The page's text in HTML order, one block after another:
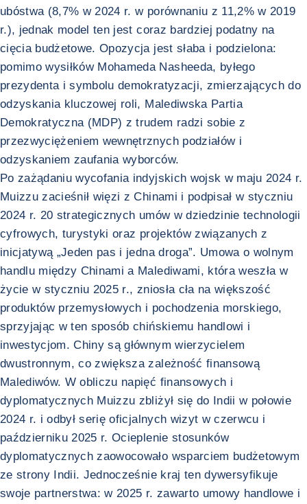
ubóstwa (8,7% w 2024 r. w porównaniu z 11,2% w 2019
r.), jednak model ten jest coraz bardziej podatny na
cięcia budżetowe. Opozycja jest słaba i podzielona:
pomimo wysiłków Mohameda Nasheeda, byłego
prezydenta i symbolu demokratyzacji, zmierzających do
odzyskania kluczowej roli, Malediwska Partia
Demokratyczna (MDP) z trudem radzi sobie z
przezwyciężeniem wewnętrznych podziałów i
odzyskaniem zaufania wyborców.
Po zażądaniu wycofania indyjskich wojsk w maju 2024 r.
Muizzu zacieśnił więzi z Chinami i podpisał w styczniu
2024 r. 20 strategicznych umów w dziedzinie technologii
cyfrowych, turystyki oraz projektów związanych z
inicjatywą „Jeden pas i jedna droga”. Umowa o wolnym
handlu między Chinami a Malediwami, która weszła w
życie w styczniu 2025 r., zniosła cła na większość
produktów przemysłowych i pochodzenia morskiego,
sprzyjając w ten sposób chińskiemu handlowi i
inwestycjom. Chiny są głównym wierzycielem
dwustronnym, co zwiększa zależność finansową
Malediwów. W obliczu napięć finansowych i
dyplomatycznych Muizzu zbliżył się do Indii w połowie
2024 r. i odbył serię oficjalnych wizyt w czerwcu i
październiku 2025 r. Ocieplenie stosunków
dyplomatycznych zaowocowało wsparciem budżetowym
ze strony Indii. Jednocześnie kraj ten dywersyfikuje
swoje partnerstwa: w 2025 r. zawarto umowy handlowe i